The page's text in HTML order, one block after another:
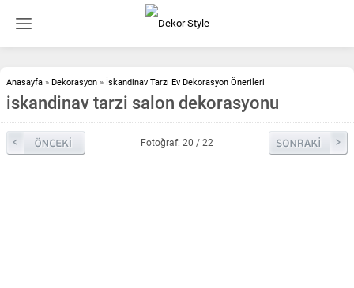
Anasayfa » Dekorasyon » İskandinav Tarzı Ev Dekorasyon Önerileri
iskandinav tarzi salon dekorasyonu
Fotoğraf: 20 / 22